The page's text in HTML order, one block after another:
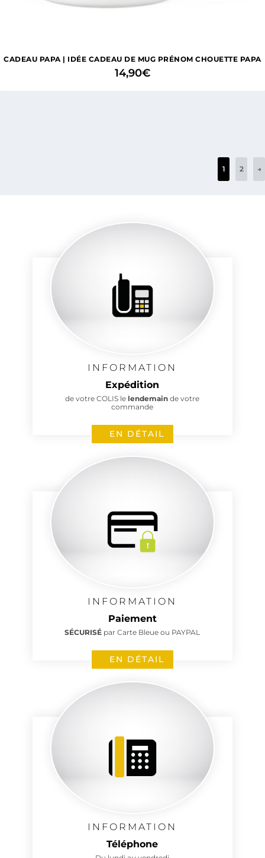
CADEAU PAPA | IDÉE CADEAU DE MUG PRÉNOM CHOUETTE PAPA
14,90€
1 2 →
INFORMATION
Expédition
de votre COLIS lelendemainde votre
commande
EN DÉTAIL
INFORMATION
Paiement
SÉCURISÉ par Carte Bleue ou PAYPAL
EN DÉTAIL
INFORMATION
Téléphone